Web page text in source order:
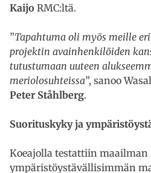
Kaijo RMC:ltä.
”Tapahtuma oli myös meille
projektin avainhenkilöiden
tutustumaan uuteen
meriolosuhteissa”, sanoo
Peter Ståhlberg.
Suorituskyky ja
Koeajolla testattiin maailman
ympäristöystävällisimmän